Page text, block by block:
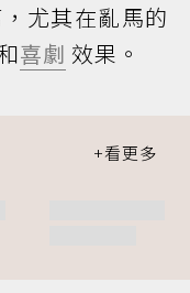
尤其在亂馬的
喜劇 效果。